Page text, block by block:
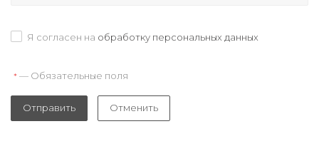
Я согласен на обработку персональных данных
* — Обязательные поля
Отправить Отменить